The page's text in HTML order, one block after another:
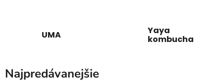
UMA Yaya
kombucha
Najpredávanejšie